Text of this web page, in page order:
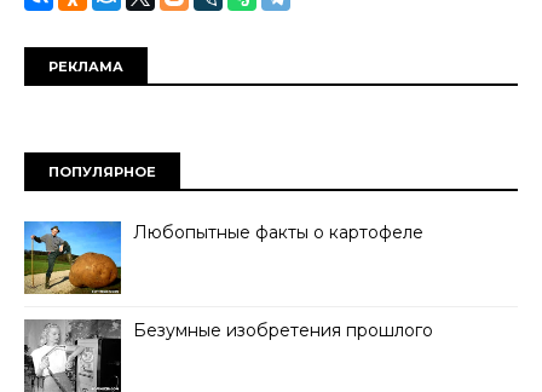
РЕКЛАМА
ПОПУЛЯРНОЕ
Любопытные факты о картофеле
Безумные изобретения прошлого